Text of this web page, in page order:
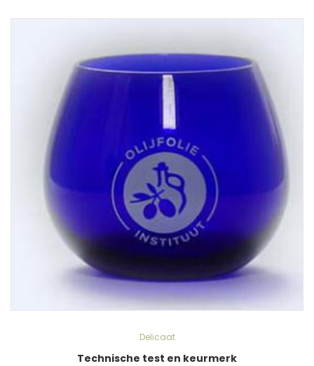
Delicaat
Technische test en keurmerk